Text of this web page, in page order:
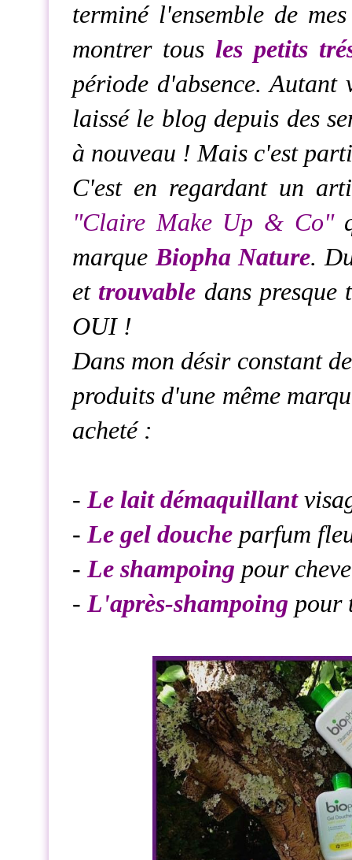
terminé l'ensemble de
montrer tous les petits
période d'absence.
laissé le blog depuis des
à nouveau ! Mais c'est
C'est en regardant un
"Claire Make Up & Co"
marqueBiopha Nature.
et trouvable dans presque
OUI !
Dans mon désir constant
produits d'une même
acheté :
-Le lait démaquillant
-Le gel douche parfum
-Le shampoing pour
-L'après-shampoing pour